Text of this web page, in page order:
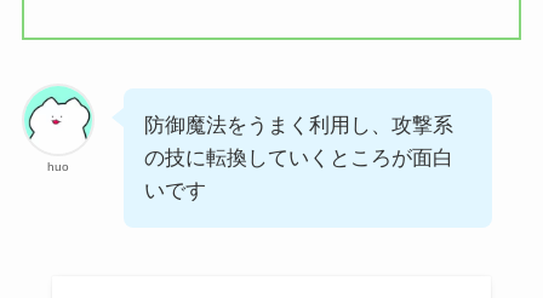
huo
防御魔法をうまく利用し、攻撃系
の技に転換していくところが面白
いです